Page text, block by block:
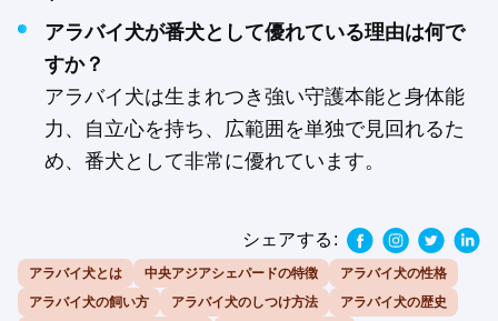
アラバイ犬が番犬として優れている理由は何で
すか？
アラバイ犬は生まれつき強い守護本能と身体能
力、自立心を持ち、広範囲を単独で見回れるた
め、番犬として非常に優れています。
シェアする:
アラバイ犬とは 中央アジアシェパードの特徴
アラバイ犬の性格
アラバイ犬の飼い方
アラバイ犬のしつけ方法
アラバイ犬の歴史